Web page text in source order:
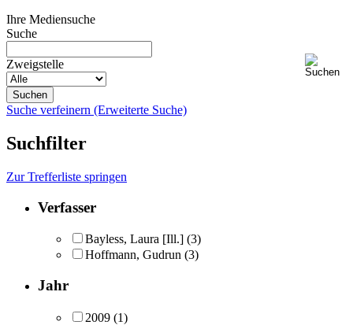
Ihre Mediensuche
Suche
Zweigstelle
Suche verfeinern (Erweiterte Suche)
Suchfilter
Zur Trefferliste springen
Verfasser
Bayless, Laura [Ill.] (3)
Hoffmann, Gudrun (3)
Jahr
2009 (1)